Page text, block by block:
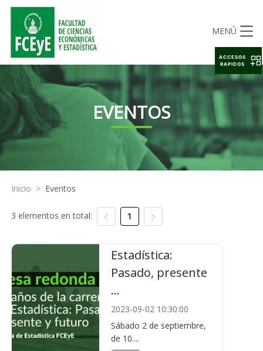
MENÚ
EVENTOS
Inicio > Eventos
3 elementos en total: 1
Estadística:
Pasado, presente
...
2023-09-02 10:30:00
Sábado 2 de septiembre,
de 10....
ACCESOS
RAPIDOS